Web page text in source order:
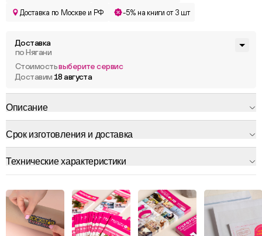
Доставка по Москве и РФ -5% на книги от 3 шт
Доставка
по Нягани
Стоимостьвыберите сервис
Доставим 18 августа
Описание
Срок изготовления и доставка
Технические характеристики